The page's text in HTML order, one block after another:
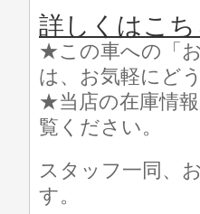
詳しくはこち
★この車への「
は、お気軽にど
★当店の在庫情
覧ください。
スタッフ一同、
す。